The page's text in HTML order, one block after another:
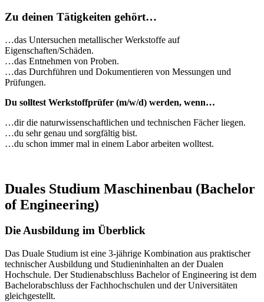
Zu deinen Tätigkeiten gehört…
…das Untersuchen metallischer Werkstoffe auf
Eigenschaften/Schäden.
…das Entnehmen von Proben.
…das Durchführen und Dokumentieren von Messungen und
Prüfungen.
Du solltest Werkstoffprüfer (m/w/d) werden, wenn…
…dir die naturwissenschaftlichen und technischen Fächer liegen.
…du sehr genau und sorgfältig bist.
…du schon immer mal in einem Labor arbeiten wolltest.
Duales Studium Maschinenbau (Bachelor
of Engineering)
Die Ausbildung im Überblick
Das Duale Studium ist eine 3-jährige Kombination aus praktischer
technischer Ausbildung und Studieninhalten an der Dualen
Hochschule. Der Studienabschluss Bachelor of Engineering ist dem
Bachelorabschluss der Fachhochschulen und der Universitäten
gleichgestellt.